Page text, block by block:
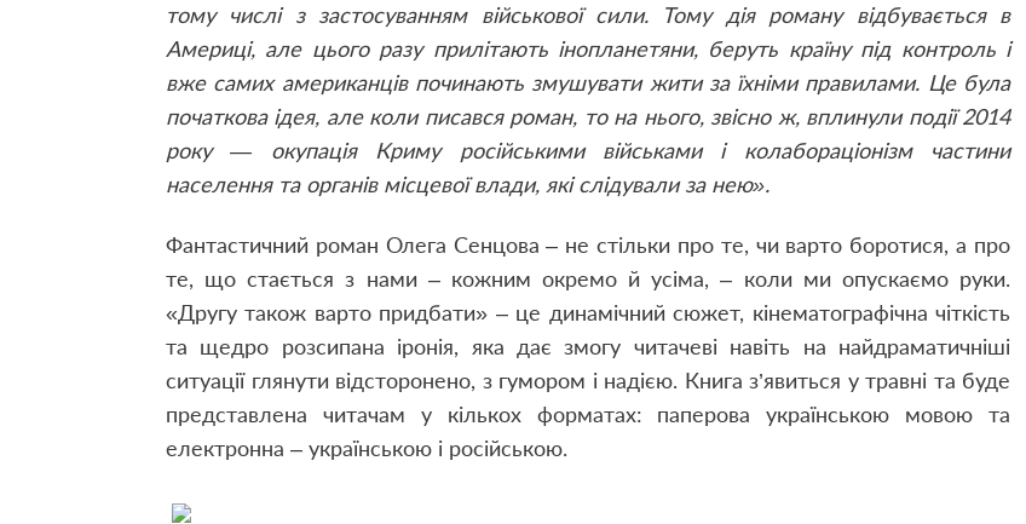
тому числі з застосуванням військової сили. Тому дія роману відбувається в
Америці, але цього разу прилітають інопланетяни, беруть країну під контроль і
вже самих американців починають змушувати жити за їхніми правилами. Це була
початкова ідея, але коли писався роман, то на нього, звісно ж, вплинули події 2014
року — окупація Криму російськими військами і колабораціонізм частини
населення та органів місцевої влади, які слідували за нею».
Фантастичний роман Олега Сенцова – не стільки про те, чи варто боротися, а про
те, що стається з нами – кожним окремо й усіма, – коли ми опускаємо руки.
«Другу також варто придбати» – це динамічний сюжет, кінематографічна чіткість
та щедро розсипана іронія, яка дає змогу читачеві навіть на найдраматичніші
ситуації глянути відсторонено, з гумором і надією. Книга з’явиться у травні та буде
представлена читачам у кількох форматах: паперова українською мовою та
електронна – українською і російською.